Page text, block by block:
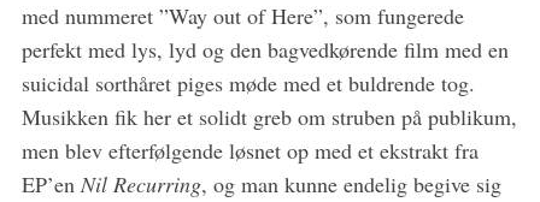
med nummeret ”Way out of Here”, som fungerede
perfekt med lys, lyd og den bagvedkørende film med en
suicidal sorthåret piges møde med et buldrende tog.
Musikken fik her et solidt greb om struben på publikum,
men blev efterfølgende løsnet op med et ekstrakt fra
EP’en Nil Recurring, og man kunne endelig begive sig